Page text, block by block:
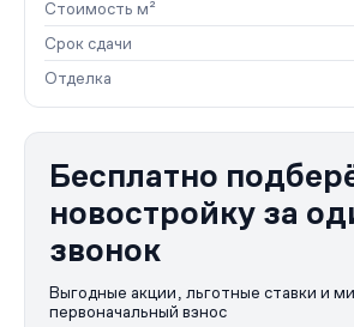
Стоимость м²
Срок сдачи
Отделка
Бесплатно
новостройку за
звонок
Выгодные акции, льготные ставки и
первоначальный взнос